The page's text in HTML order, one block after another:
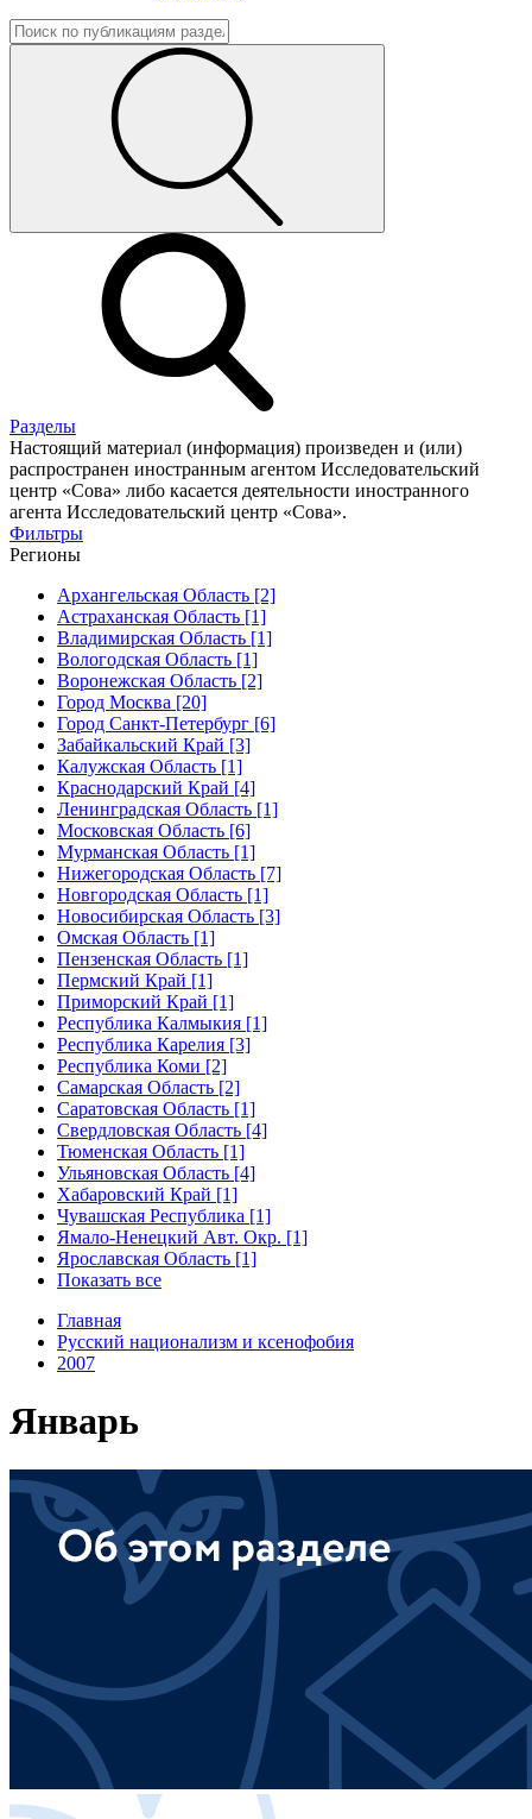
Разделы
Настоящий материал (информация) произведен и (или)
распространен иностранным агентом Исследовательский
центр «Сова» либо касается деятельности иностранного
агента Исследовательский центр «Сова».
Фильтры
Регионы
Архангельская Область [2]
Астраханская Область [1]
Владимирская Область [1]
Вологодская Область [1]
Воронежская Область [2]
Город Москва [20]
Город Санкт-Петербург [6]
Забайкальский Край [3]
Калужская Область [1]
Краснодарский Край [4]
Ленинградская Область [1]
Московская Область [6]
Мурманская Область [1]
Нижегородская Область [7]
Новгородская Область [1]
Новосибирская Область [3]
Омская Область [1]
Пензенская Область [1]
Пермский Край [1]
Приморский Край [1]
Республика Калмыкия [1]
Республика Карелия [3]
Республика Коми [2]
Самарская Область [2]
Саратовская Область [1]
Свердловская Область [4]
Тюменская Область [1]
Ульяновская Область [4]
Хабаровский Край [1]
Чувашская Республика [1]
Ямало-Ненецкий Авт. Окр. [1]
Ярославская Область [1]
Показать все
Главная
Русский национализм и ксенофобия
2007
Январь